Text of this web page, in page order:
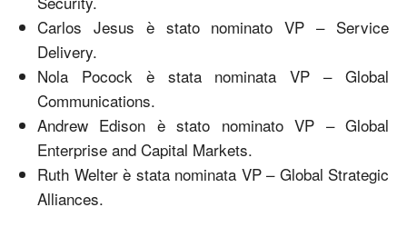
Carlos Jesus è stato nominato VP – Service
Delivery.
Nola Pocock è stata nominata VP – Global
Communications.
Andrew Edison è stato nominato VP – Global
Enterprise and Capital Markets.
Ruth Welter è stata nominata VP – Global Strategic
Alliances.